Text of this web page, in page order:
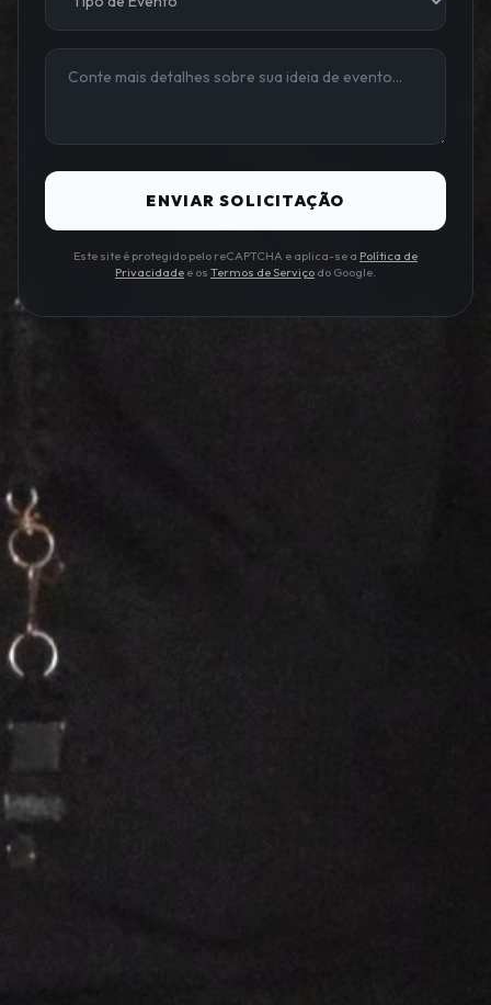
ENVIAR SOLICITAÇÃO
Este site é protegido pelo reCAPTCHA e aplica-se a Política de
Privacidade e os Termos de Serviço do Google.